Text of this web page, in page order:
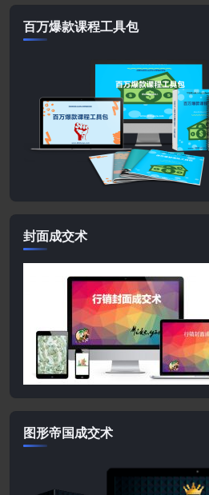
百万爆款课程工具包
封面成交术
图形帝国成交术